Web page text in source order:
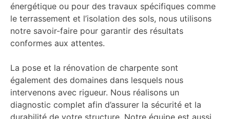
énergétique ou pour des travaux spécifiques comme
le terrassement et l’isolation des sols, nous utilisons
notre savoir-faire pour garantir des résultats
conformes aux attentes.
La pose et la rénovation de charpente sont
également des domaines dans lesquels nous
intervenons avec rigueur. Nous réalisons un
diagnostic complet afin d’assurer la sécurité et la